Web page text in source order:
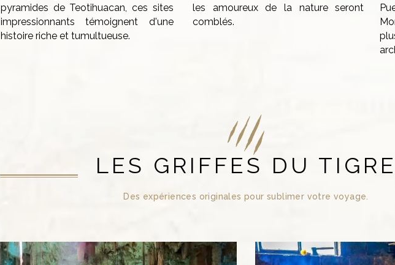
pyramides de Teotihuacan, ces sites
impressionnants témoignent d'une
histoire riche et tumultueuse.
les amoureux de la nature seront
comblés.
LES GRIFFES DU TIGRE
Des expériences originales pour sublimer votre voyage.